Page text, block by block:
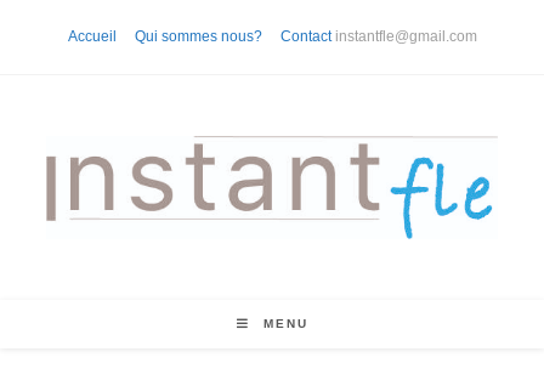
Accueil Qui sommes nous? Contact instantfle@gmail.com
MENU